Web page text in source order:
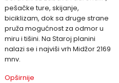
pešačke ture, skijanje,
biciklizam, dok sa druge strane
pruža mogućnost za odmor u
miru i tišini. Na Staroj planini
nalazi se i najviši vrh Midžor 2169
mnv.
Opširnije